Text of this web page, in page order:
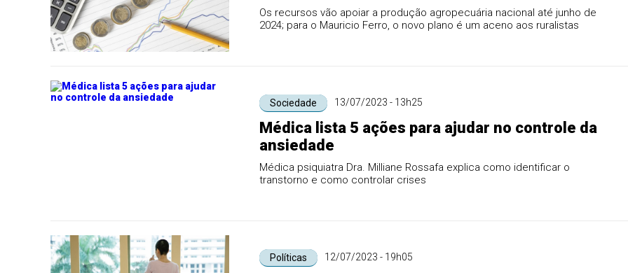
Os recursos vão apoiar a produção agropecuária nacional até junho de
2024; para o Mauricio Ferro, o novo plano é um aceno aos ruralistas
Sociedade 13/07/2023 - 13h25
Médica lista 5 ações para ajudar no controle da
ansiedade
Médica psiquiatra Dra. Milliane Rossafa explica como identificar o
transtorno e como controlar crises
Políticas 12/07/2023 - 19h05